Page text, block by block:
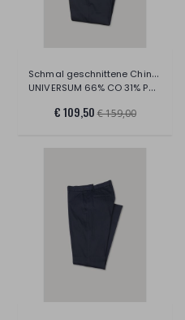
Schmal geschnittene Chino-Hosen aus Stre
UNIVERSUM 66% CO 31% PA 3% EA
€ 109,50 € 159,00